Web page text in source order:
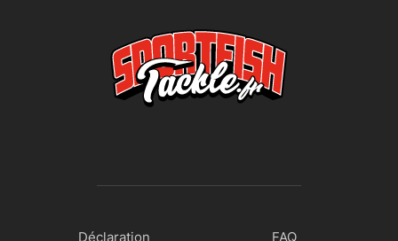
Déclaration
FAQ